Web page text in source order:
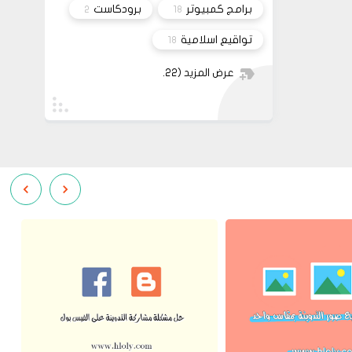
برامج كمبيوتر 18 برودكاست 2
تواقيع اسلامية 18
عرض المزيد (22)